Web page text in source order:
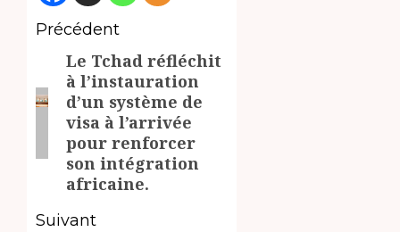
Navigation
d’article
Précédent
Article
précédent:
Le Tchad réfléchit
à l’instauration
d’un système de
visa à l’arrivée
pour renforcer
son intégration
africaine.
Suivant